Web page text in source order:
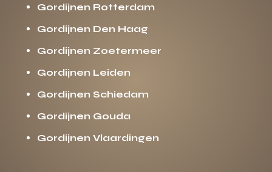
Gordijnen Rotterdam
Gordijnen Den Haag
Gordijnen Zoetermeer
Gordijnen Leiden
Gordijnen Schiedam
Gordijnen Gouda
Gordijnen Vlaardingen